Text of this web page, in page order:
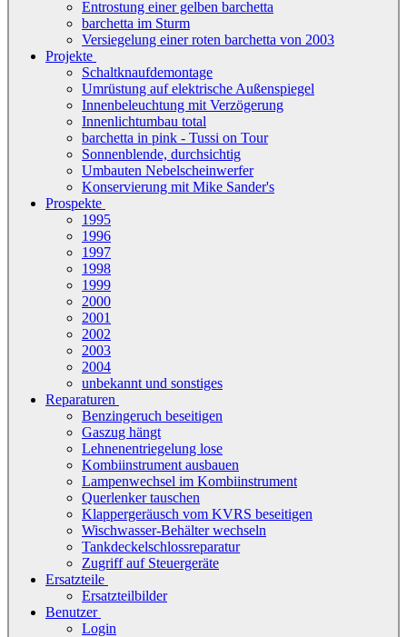
Entrostung einer gelben barchetta
barchetta im Sturm
Versiegelung einer roten barchetta von 2003
Projekte
Schaltknaufdemontage
Umrüstung auf elektrische Außenspiegel
Innenbeleuchtung mit Verzögerung
Innenlichtumbau total
barchetta in pink - Tussi on Tour
Sonnenblende, durchsichtig
Umbauten Nebelscheinwerfer
Konservierung mit Mike Sander's
Prospekte
1995
1996
1997
1998
1999
2000
2001
2002
2003
2004
unbekannt und sonstiges
Reparaturen
Benzingeruch beseitigen
Gaszug hängt
Lehnenentriegelung lose
Kombiinstrument ausbauen
Lampenwechsel im Kombiinstrument
Querlenker tauschen
Klappergeräusch vom KVRS beseitigen
Wischwasser-Behälter wechseln
Tankdeckelschlossreparatur
Zugriff auf Steuergeräte
Ersatzteile
Ersatzteilbilder
Benutzer
Login